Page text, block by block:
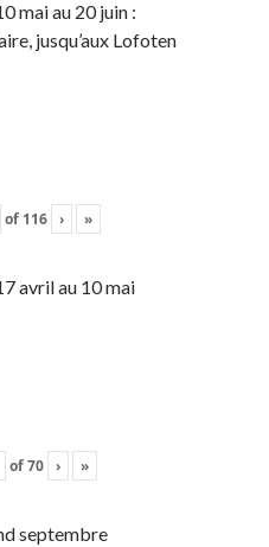
mai au 20 juin :
jusqu’aux Lofoten
of 116 › »
avril au 10 mai
of70 › »
septembre